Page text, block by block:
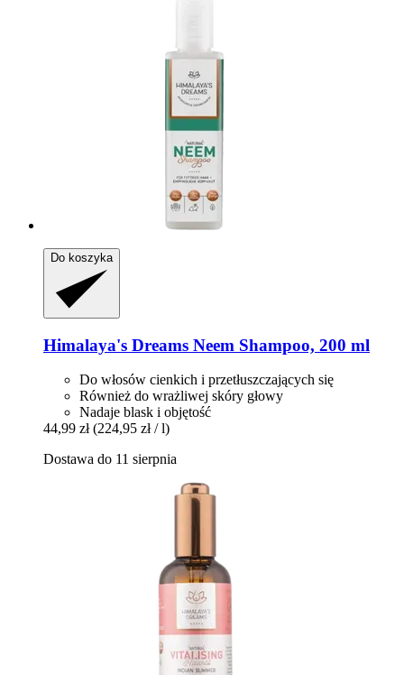
Do koszyka
Himalaya's Dreams Neem Shampoo, 200 ml
Do włosów cienkich i przetłuszczających się
Również do wrażliwej skóry głowy
Nadaje blask i objętość
44,99 zł (224,95 zł / l)
Dostawa do 11 sierpnia